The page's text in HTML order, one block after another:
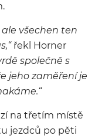
všechen ten
řekl Horner
společně s
jeho zaměření je
na třetím místě
jezdců po pěti